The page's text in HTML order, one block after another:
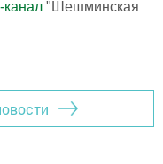
канал "Шешминская